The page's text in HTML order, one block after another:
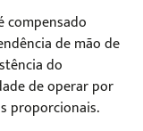
compensado
de mão de
do
de operar por
proporcionais.